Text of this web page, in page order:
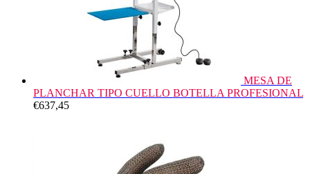
MESA DE
PLANCHAR TIPO CUELLO BOTELLA PROFESIONAL
€637,45